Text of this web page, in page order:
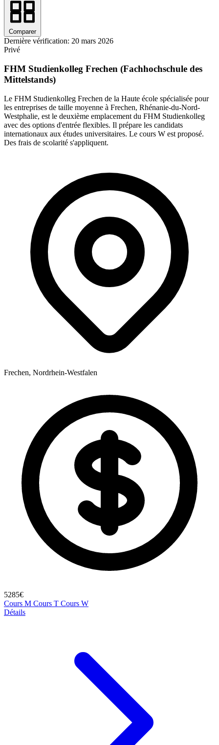
Comparer
Dernière vérification: 20 mars 2026
Privé
FHM Studienkolleg Frechen (Fachhochschule des
Mittelstands)
Le FHM Studienkolleg Frechen de la Haute école spécialisée pour
les entreprises de taille moyenne à Frechen, Rhénanie-du-Nord-
Westphalie, est le deuxième emplacement du FHM Studienkolleg
avec des options d'entrée flexibles. Il prépare les candidats
internationaux aux études universitaires. Le cours W est proposé.
Des frais de scolarité s'appliquent.
Frechen, Nordrhein-Westfalen
5285€
Cours M Cours T Cours W
Détails